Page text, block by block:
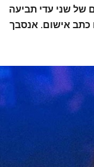
של שני עדי תביעה
כתב אישום. אנסבך